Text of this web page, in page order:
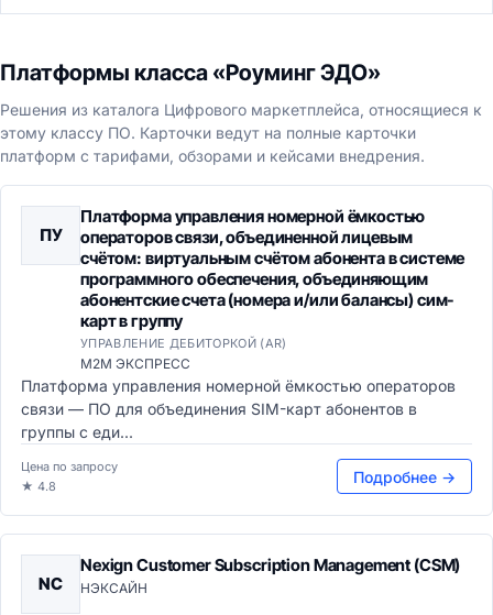
Платформы класса «Роуминг ЭДО»
Решения из каталога Цифрового маркетплейса, относящиеся к
этому классу ПО. Карточки ведут на полные карточки
платформ с тарифами, обзорами и кейсами внедрения.
ПУ
Платформа управления номерной ёмкостью
операторов связи, объединенной лицевым
счётом: виртуальным счётом абонента в системе
программного обеспечения, объединяющим
абонентские счета (номера и/или балансы) сим-
карт в группу
УПРАВЛЕНИЕ ДЕБИТОРКОЙ (AR)
М2М ЭКСПРЕСС
Платформа управления номерной ёмкостью операторов
связи — ПО для объединения SIM-карт абонентов в
группы с еди...
Цена по запросу
★ 4.8
Подробнее →
NC
Nexign Customer Subscription Management (CSM)
НЭКСАЙН